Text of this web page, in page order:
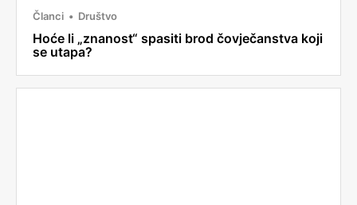
Članci Društvo
Hoće li „znanost“ spasiti brod čovječanstva koji
se utapa?